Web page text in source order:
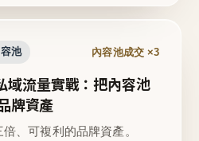
池 內容池成交 ×3
域流量實戰：把內容池
牌資產
、可複利的品牌資產。